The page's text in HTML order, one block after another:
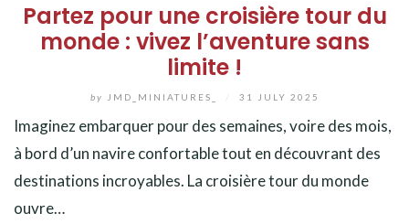
Partez pour une croisière tour du
monde : vivez l’aventure sans
limite !
by JMD_MINIATURES_ 31 JULY 2025
Imaginez embarquer pour des semaines, voire des mois,
à bord d’un navire confortable tout en découvrant des
destinations incroyables. La croisière tour du monde
ouvre…